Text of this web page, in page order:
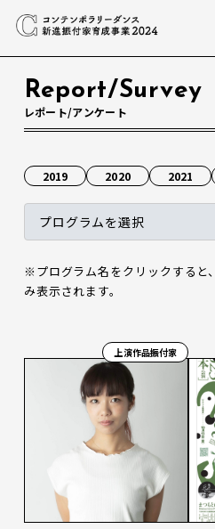
Report/Survey
レポート/アンケート
2019 2020 2021
プログラムを選択
※プログラム名をクリックすると
み表示されます。
上演作品振付家